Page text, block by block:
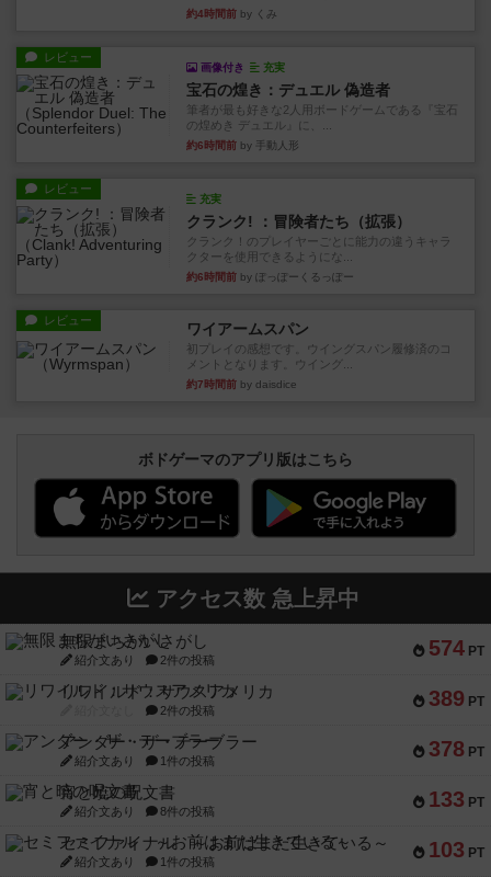
の煌めき デュエル』に、...
約6時間前by 手動人形
レビュー
クターを使用できるようにな...
約6時間前 by ぽっぽーくるっぽー
レビュー ワイアームスパン
初プレイの感想です。ウイングスパン履修済のコ
約7時間前 by daisdice
アクセス数 急上昇中
無限まちがいさがし
紹介文あり 2件の投稿
389
リワイルド：サウスアメリカ
紹介文なし 2件の投稿
378
紹介文あり 1件の投稿
133
宵と暁の呪文書
紹介文あり 8件の投稿
103
セミファイナル ～お前はまだ生きている～
紹介文あり 1件の投稿
97
ワン・トゥ・ファイブ
紹介文あり 1件の投稿